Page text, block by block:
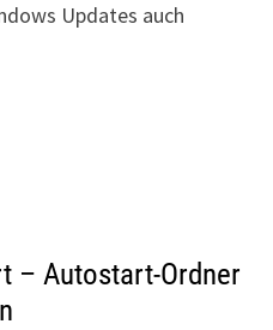
Updates auch
– Autostart-Ordner